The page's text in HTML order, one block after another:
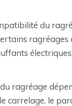
du
ragréages
ragréage
carrelage, le